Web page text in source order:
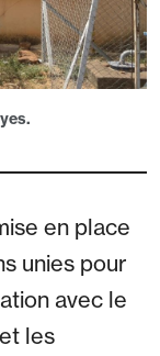
en place
unies pour
avec le
les